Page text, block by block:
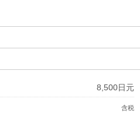
8,500日元
含税